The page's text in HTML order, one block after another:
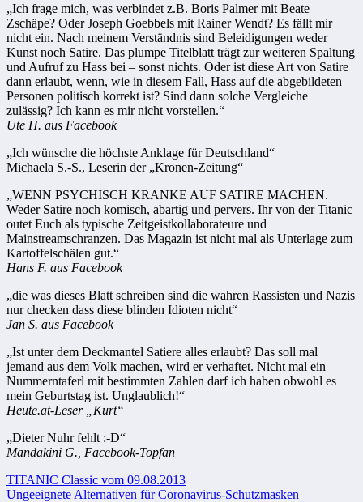
„Ich frage mich, was verbindet z.B. Boris Palmer mit Beate
Zschäpe? Oder Joseph Goebbels mit Rainer Wendt? Es fällt mir
nicht ein. Nach meinem Verständnis sind Beleidigungen weder
Kunst noch Satire. Das plumpe Titelblatt trägt zur weiteren Spaltung
und Aufruf zu Hass bei – sonst nichts. Oder ist diese Art von Satire
dann erlaubt, wenn, wie in diesem Fall, Hass auf die abgebildeten
Personen politisch korrekt ist? Sind dann solche Vergleiche
zulässig? Ich kann es mir nicht vorstellen.“
Ute H. aus Facebook
„Ich wünsche die höchste Anklage für Deutschland“
Michaela S.-S., Leserin der „Kronen-Zeitung“
„WENN PSYCHISCH KRANKE AUF SATIRE MACHEN.
Weder Satire noch komisch, abartig und pervers. Ihr von der Titanic
outet Euch als typische Zeitgeistkollaborateure und
Mainstreamschranzen. Das Magazin ist nicht mal als Unterlage zum
Kartoffelschälen gut.“
Hans F. aus Facebook
„die was dieses Blatt schreiben sind die wahren Rassisten und Nazis
nur checken dass diese blinden Idioten nicht“
Jan S. aus Facebook
„Ist unter dem Deckmantel Satiere alles erlaubt? Das soll mal
jemand aus dem Volk machen, wird er verhaftet. Nicht mal ein
Nummerntaferl mit bestimmten Zahlen darf ich haben obwohl es
mein Geburtstag ist. Unglaublich!“
Heute.at-Leser „Kurt“
„Dieter Nuhr fehlt :-D“
Mandakini G., Facebook-Topfan
Beitragsnavigation
TITANIC Classic vom 09.08.2013
Ungeeignete Alternativen für Coronavirus-Schutzmasken